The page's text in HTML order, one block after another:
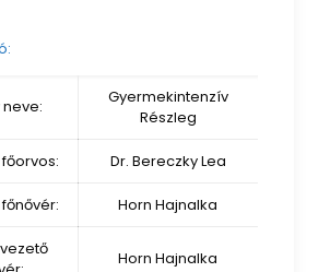
Gyermekintenzív
Részleg
Dr. Bereczky Lea
Horn Hajnalka
Horn Hajnalka